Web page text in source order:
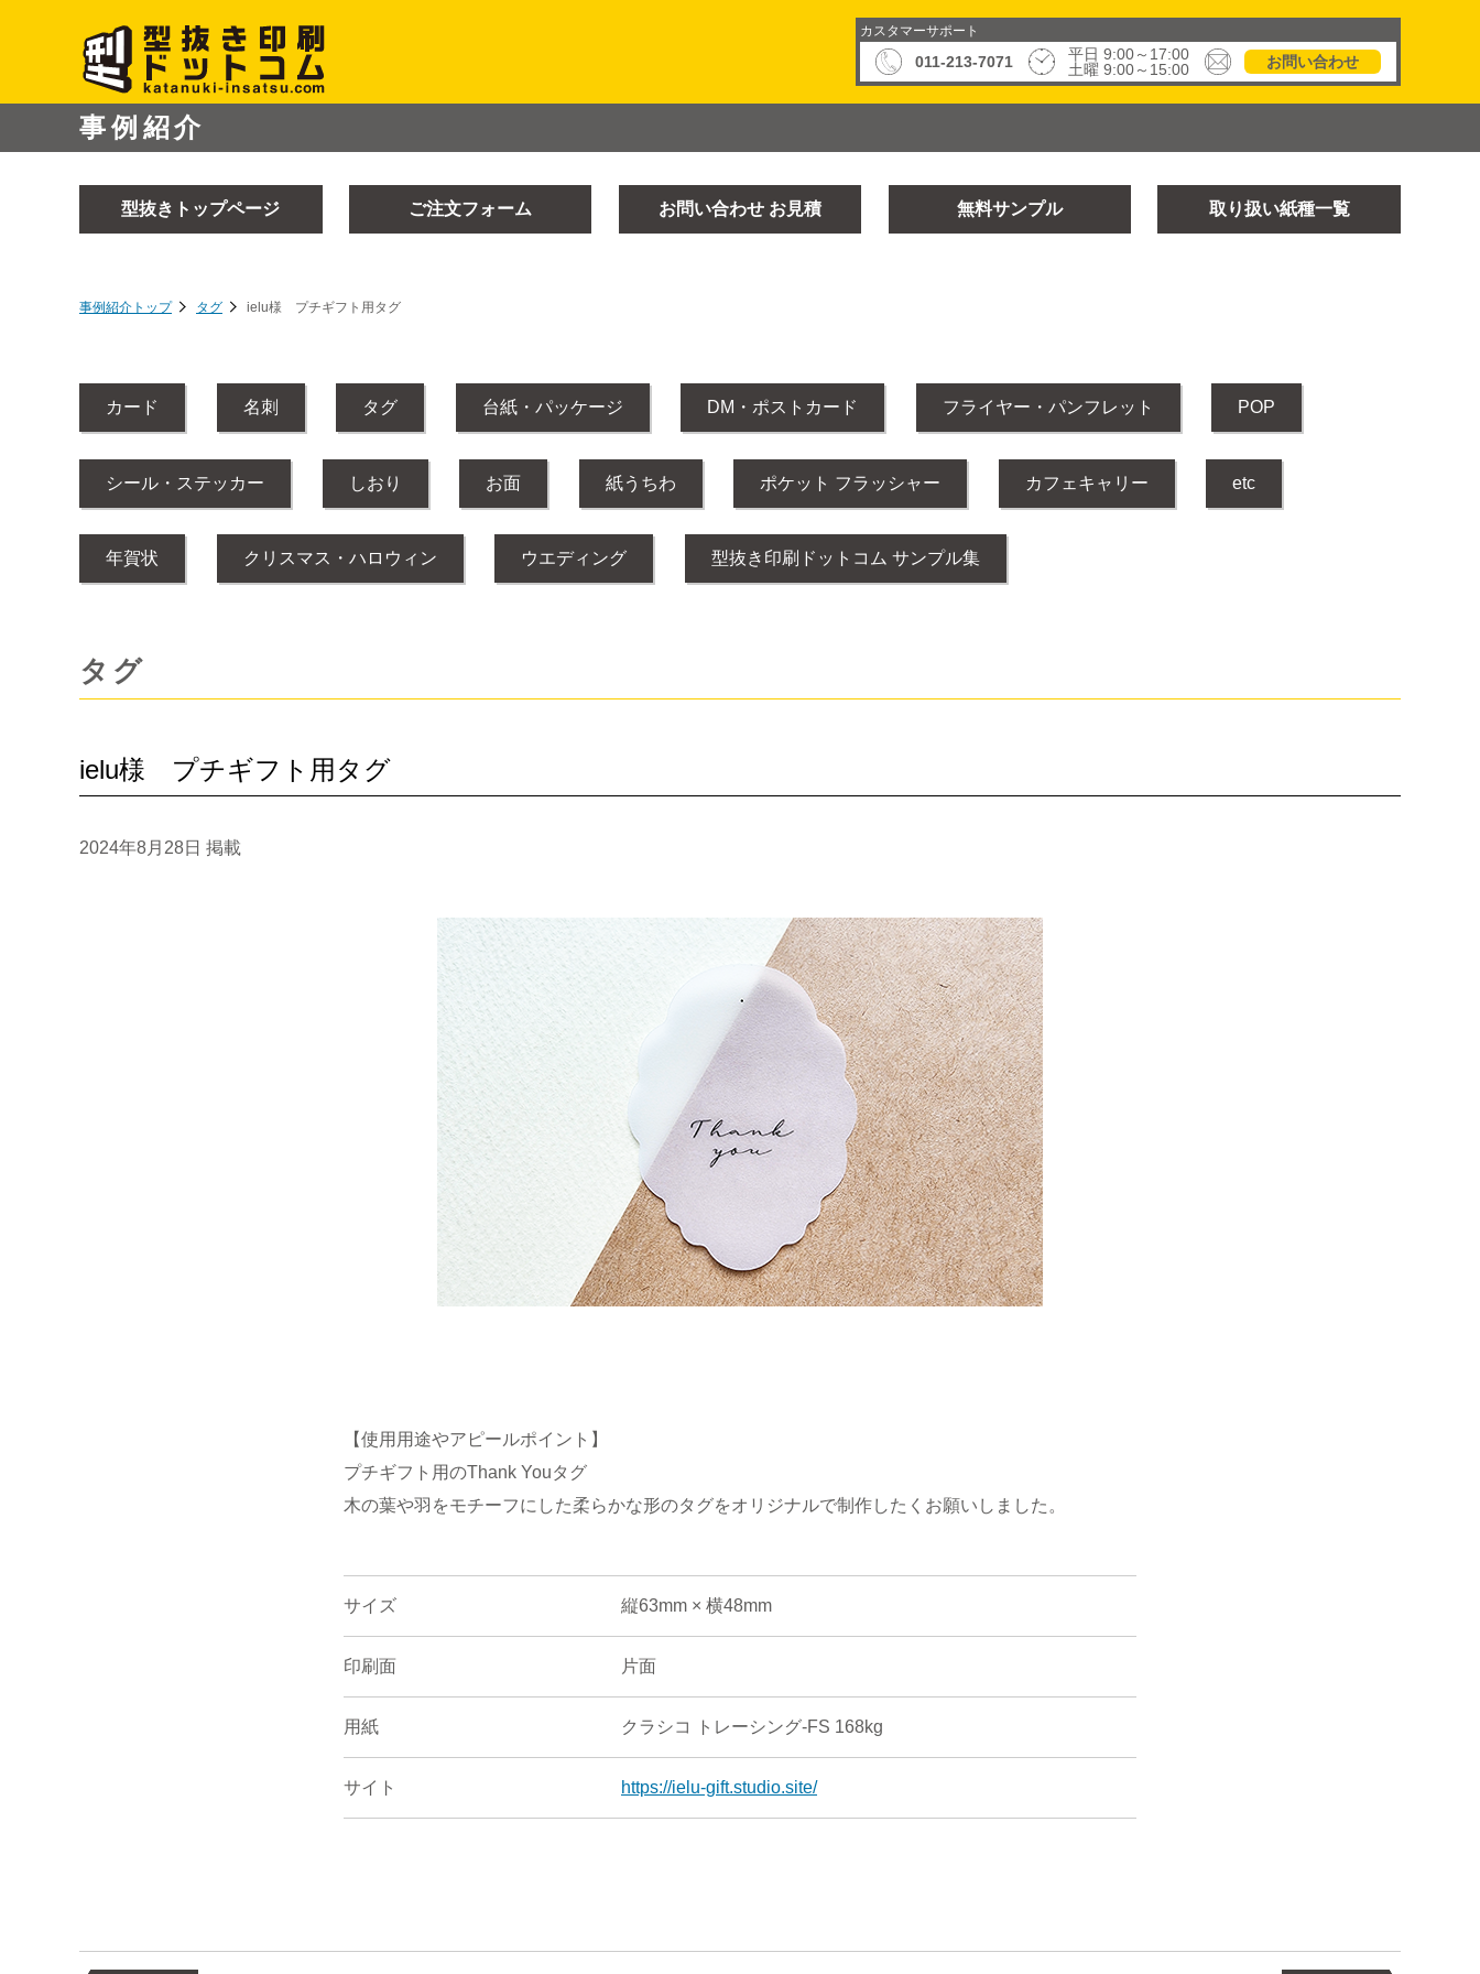
カスタマーサポート
011-213-7071
平日 9:00～17:00
土曜 9:00～15:00
お問い合わせ
事例紹介
型抜き トップページ ご注文フォーム お問い合わせお見積 無料サンプル 取り扱い紙種一覧
事例紹介トップ タグ ielu様 プチギフト用タグ
カード 名刺 タグ 台紙・パッケージ DM・ポストカード フライヤー・パンフレット POP
シール・ステッカー しおり お面 紙うちわ ポケット フラッシャー カフェキャリー etc
年賀状 クリスマス・ハロウィン ウエディング 型抜き印刷ドットコム サンプル集
タグ
ielu様 プチギフト用タグ
2024年8月28日 掲載
【使用用途やアピールポイント】
プチギフト用のThank Youタグ
木の葉や羽をモチーフにした柔らかな形のタグをオリジナルで制作したくお願いしました。
サイズ 縦63mm × 横48mm
印刷面 片面
用紙 クラシコ トレーシング-FS 168kg
サイト https://ielu-gift.studio.site/